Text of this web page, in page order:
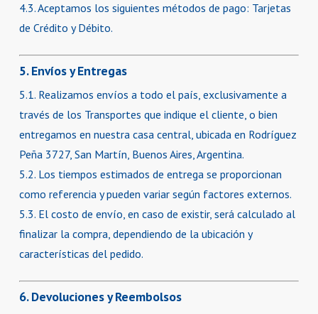
4.3. Aceptamos los siguientes métodos de pago: Tarjetas
de Crédito y Débito.
5. Envíos y Entregas
5.1. Realizamos envíos a todo el país, exclusivamente a
través de los Transportes que indique el cliente, o bien
entregamos en nuestra casa central, ubicada en Rodríguez
Peña 3727, San Martín, Buenos Aires, Argentina.
5.2. Los tiempos estimados de entrega se proporcionan
como referencia y pueden variar según factores externos.
5.3. El costo de envío, en caso de existir, será calculado al
finalizar la compra, dependiendo de la ubicación y
características del pedido.
6. Devoluciones y Reembolsos